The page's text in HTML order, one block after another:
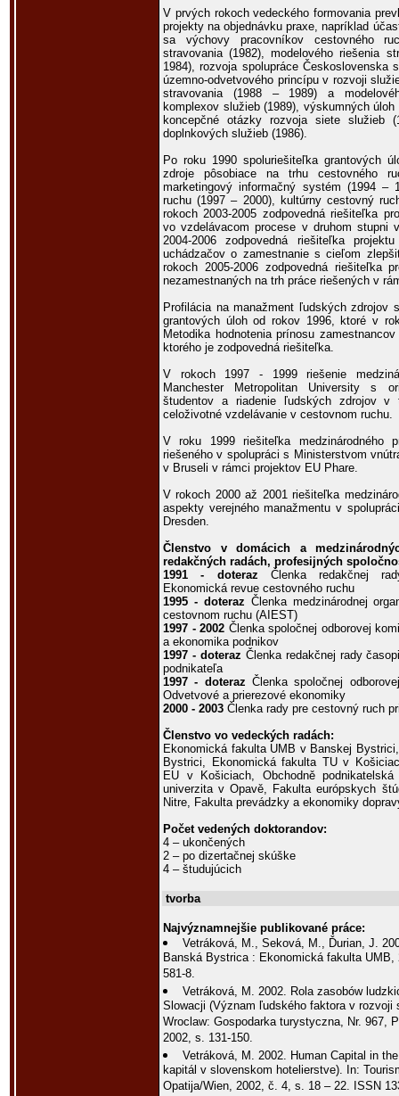
V prvých rokoch vedeckého formovania
projekty na objednávku praxe, napríklad
sa výchovy pracovníkov cestovného
stravovania (1982), modelového riešenia
1984), rozvoja spolupráce Československa
územno-odvetvového princípu v rozvoji
stravovania (1988 – 1989) a
komplexov služieb (1989), výskumných
koncepčné otázky rozvoja siete služieb
doplnkových služieb (1986).
Po roku 1990 spoluriešiteľka grantových
zdroje pôsobiace na trhu cestovného
marketingový informačný systém (1994 –
ruchu (1997 – 2000), kultúrny cestovný
rokoch 2003-2005 zodpovedná riešiteľka
vo vzdelávacom procese v druhom stupni
2004-2006 zodpovedná riešiteľka
uchádzačov o zamestnanie s cieľom
rokoch 2005-2006 zodpovedná riešiteľka
nezamestnaných na trh práce riešených v
Profilácia na manažment ľudských zdrojov
grantových úloh od rokov 1996, ktoré v
Metodika hodnotenia prínosu
ktorého je zodpovedná riešiteľka.
V rokoch 1997 - 1999 riešenie
Manchester Metropolitan University s
študentov a riadenie ľudských zdrojov v
celoživotné vzdelávanie v cestovnom ruchu.
V roku 1999 riešiteľka medzinárodného
riešeného v spolupráci s Ministerstvom
v Bruseli v rámci projektov EU Phare.
V rokoch 2000 až 2001 riešiteľka
aspekty verejného manažmentu v
Dresden.
Členstvo v domácich a
redakčných radách, profesijných
1991 - doteraz Členka redakčnej
Ekonomická revue cestovného ruchu
1995 - doteraz Členka medzinárodnej
cestovnom ruchu (AIEST)
1997 - 2002 Členka spoločnej odborovej
a ekonomika podnikov
1997 - doteraz Členka redakčnej rady
podnikateľa
1997 - doteraz Členka spoločnej
Odvetvové a prierezové ekonomiky
2000 - 2003 Členka rady pre cestovný ruch
Členstvo vo vedeckých radách:
Ekonomická fakulta UMB v Banskej
Bystrici, Ekonomická fakulta TU v
EU v Košiciach, Obchodně
univerzita v Opavě, Fakulta európskych
Nitre, Fakulta prevádzky a ekonomiky
Počet vedených doktorandov:
4 – ukončených
2 – po dizertačnej skúške
4 – študujúcich
tvorba
Najvýznamnejšie publikované práce:
Vetráková, M., Seková, M., Ďurian, J.
Banská Bystrica : Ekonomická fakulta
581-8.
Vetráková, M. 2002. Rola zasobów
Slowacji (Význam ľudského faktora v rozvoji
Wroclaw: Gospodarka turystyczna, Nr. 967,
2002, s. 131-150.
Vetráková, M. 2002. Human Capital in
kapitál v slovenskom hotelierstve). In:
Opatija/Wien, 2002, č. 4, s. 18 – 22. ISSN